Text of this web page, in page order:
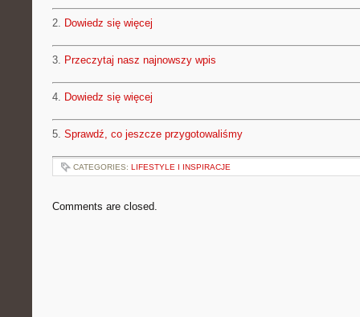
2. Dowiedz się więcej
3. Przeczytaj nasz najnowszy wpis
4. Dowiedz się więcej
5. Sprawdź, co jeszcze przygotowaliśmy
CATEGORIES: LIFESTYLE I INSPIRACJE
Comments are closed.